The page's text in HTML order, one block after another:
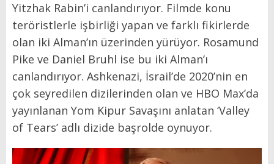
Yitzhak Rabin’i canlandırıyor. Filmde konu
teröristlerle işbirliği yapan ve farklı fikirlerde
olan iki Alman’ın üzerinden yürüyor. Rosamund
Pike ve Daniel Bruhl ise bu iki Alman’ı
canlandırıyor. Ashkenazi, İsrail’de 2020’nin en
çok seyredilen dizilerinden olan ve HBO Max’da
yayınlanan Yom Kipur Savaşını anlatan ‘Valley
of Tears’ adlı dizide başrolde oynuyor.